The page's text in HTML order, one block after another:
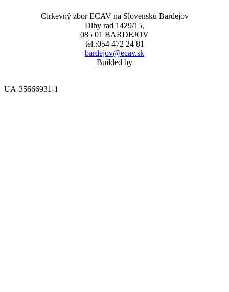
Cirkevný zbor ECAV na Slovensku Bardejov
Dlhy rad 1429/15,
085 01 BARDEJOV
tel.:054 472 24 81
bardejov@ecav.sk
Builded by
UA-35666931-1